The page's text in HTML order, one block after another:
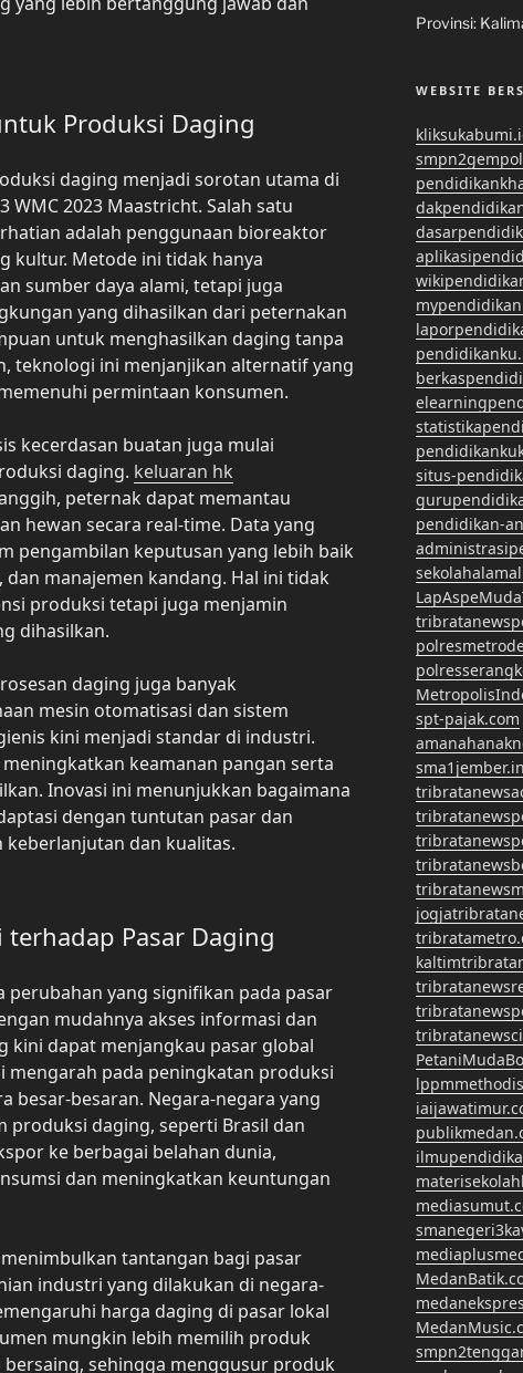
Produksi Daging
daging menjadi sorotan utama di
WMC 2023 Maastricht. Salah satu
adalah penggunaan bioreaktor
kultur. Metode ini tidak hanya
sumber daya alami, tetapi juga
yang dihasilkan dari peternakan
untuk menghasilkan daging tanpa
teknologi ini menjanjikan alternatif yang
permintaan konsumen.
kecerdasan buatan juga mulai
daging. keluaran hk
peternak dapat memantau
hewan secara real-time. Data yang
pengambilan keputusan yang lebih baik
manajemen kandang. Hal ini tidak
produksi tetapi juga menjamin
dihasilkan.
daging juga banyak
mesin otomatisasi dan sistem
kini menjadi standar di industri.
keamanan pangan serta
Inovasi ini menunjukkan bagaimana
dengan tuntutan pasar dan
dan kualitas.
Pasar Daging
perubahan yang signifikan pada pasar
mudahnya akses informasi dan
kini dapat menjangkau pasar global
mengarah pada peningkatan produksi
besar-besaran. Negara-negara yang
produksi daging, seperti Brasil dan
ke berbagai belahan dunia,
dan meningkatkan keuntungan
tantangan bagi pasar
industri yang dilakukan di negara-
harga daging di pasar lokal
mungkin lebih memilih produk
sehingga menggusur produk
Provinsi:
WEBSITE
situs-
pendidikan-
spt-pajak.com